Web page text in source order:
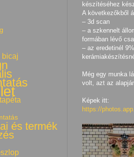
készítéséhez
A következőkből
– 3d scan
– a szkennelt
formában lévő
– az eredetinél
Még egy munka
volt, azt az
Képek itt:
https://
bicaj
és termék